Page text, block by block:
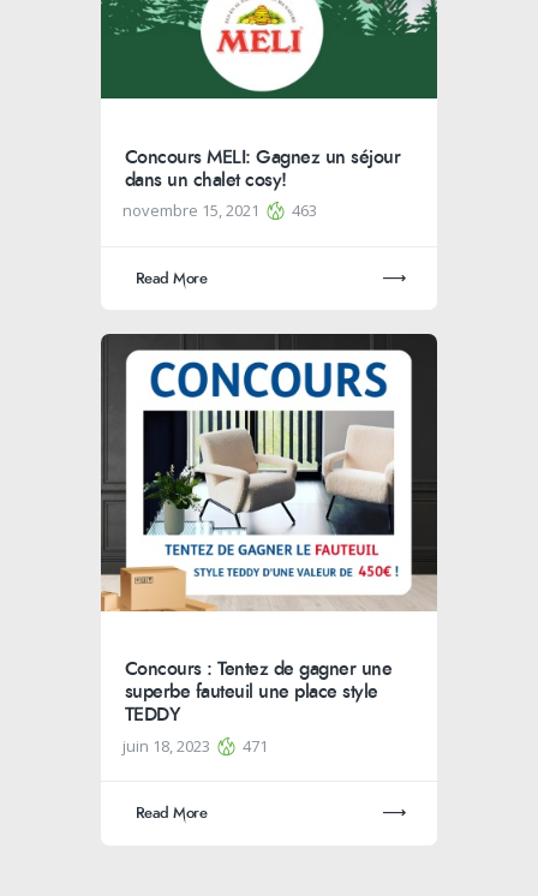
Concours MELI: Gagnez un séjour
dans un chalet cosy!
novembre 15, 2021 463
Read More
Concours : Tentez de gagner une
superbe fauteuil une place style
TEDDY
juin 18, 2023 471
Read More